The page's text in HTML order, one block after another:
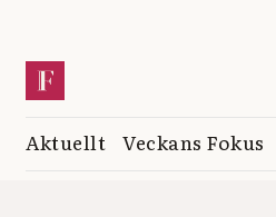
Aktuellt Veckans Fokus